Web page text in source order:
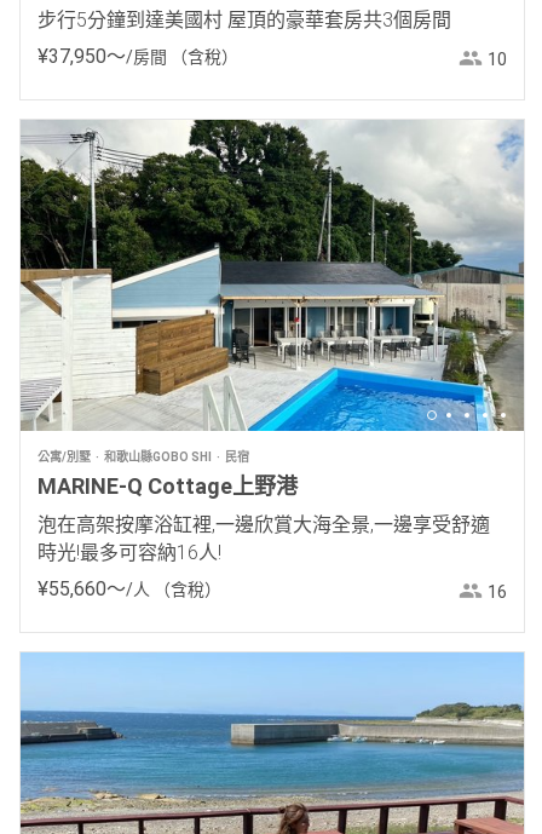
步行5分鐘到達美國村 屋頂的豪華套房共3個房間
¥37,950〜/房間 （含稅） 10
公寓/別墅 和歌山縣GOBO SHI 民宿
MARINE-Q Cottage上野港
泡在高架按摩浴缸裡,一邊欣賞大海全景,一邊享受舒適
時光!最多可容納16人!
¥55,660〜/人 （含稅） 16